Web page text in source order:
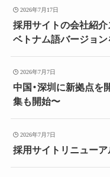
2026年7月17日
採用サイトの会社紹介
ベトナム語バージョ
2026年7月7日
中国・深圳に新拠点を
集も開始〜
2026年7月7日
採用サイトリニュー